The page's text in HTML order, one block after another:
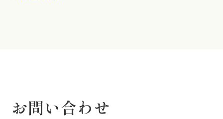
お問い合わせ